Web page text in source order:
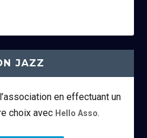
JAZZ
en effectuant un
choix avec Hello Asso.